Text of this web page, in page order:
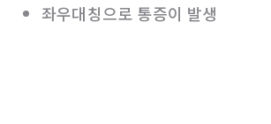
좌우대칭으로 통증이 발생